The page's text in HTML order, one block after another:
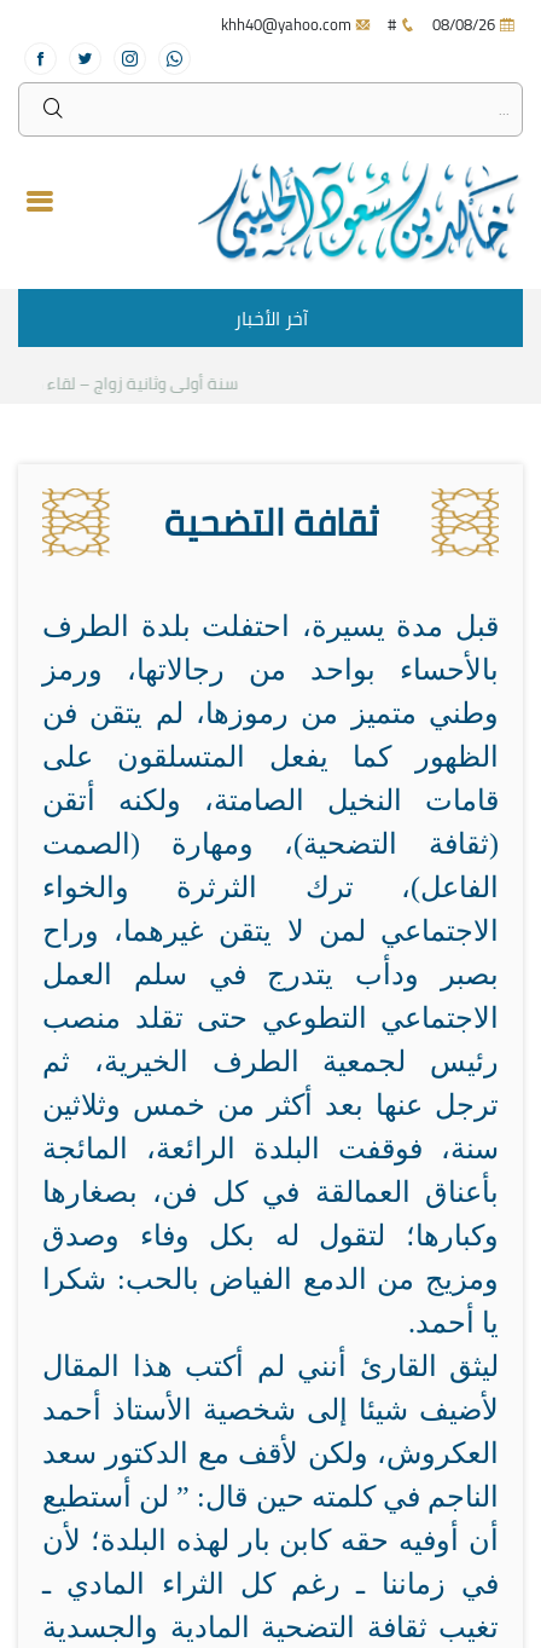
#
آخر الأخبار
سنة أولى وثانية زواج – لقاء مع
ثقافة التضحية
قبل مدة يسيرة، احتفلت بلدة الطرف
بالأحساء بواحد من رجالاتها، ورمز
وطني متميز من رموزها، لم يتقن فن
الظهور كما يفعل المتسلقون على
قامات النخيل الصامتة، ولكنه أتقن
(ثقافة التضحية)، ومهارة (الصمت
الفاعل)، ترك الثرثرة والخواء
الاجتماعي لمن لا يتقن غيرهما، وراح
بصبر ودأب يتدرج في سلم العمل
الاجتماعي التطوعي حتى تقلد منصب
رئيس لجمعية الطرف الخيرية، ثم
ترجل عنها بعد أكثر من خمس وثلاثين
سنة، فوقفت البلدة الرائعة، المائجة
بأعناق العمالقة في كل فن، بصغارها
وكبارها؛ لتقول له بكل وفاء وصدق
ومزيج من الدمع الفياض بالحب: شكرا
يا أحمد.
ليثق القارئ أنني لم أكتب هذا المقال
لأضيف شيئا إلى شخصية الأستاذ أحمد
العكروش، ولكن لأقف مع الدكتور سعد
الناجم في كلمته حين قال: ” لن أستطيع
أن أوفيه حقه كابن بار لهذه البلدة؛ لأن
في زماننا ـ رغم كل الثراء المادي ـ
تغيب ثقافة التضحية المادية والجسدية